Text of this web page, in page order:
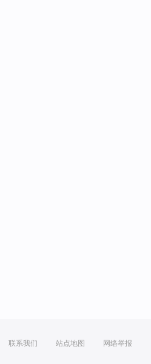
联系我们 站点地图 网络举报